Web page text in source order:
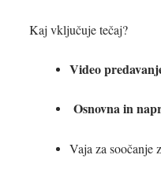
Kaj vključuje tečaj?
Video
Osnovna in
Vaja za soočanje